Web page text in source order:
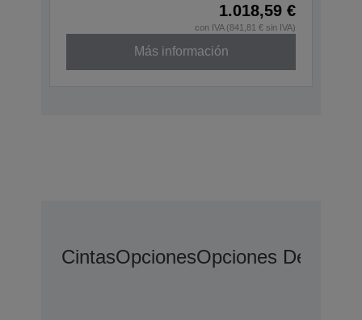
1.018,59 €
con IVA (841,81 € sin IVA)
Más información
CintasOpcionesOpciones De